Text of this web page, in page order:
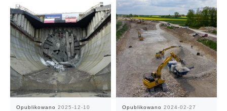
Opublikowano 2025-12-10 Opublikowano 2024-02-27